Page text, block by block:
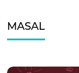
MASAL